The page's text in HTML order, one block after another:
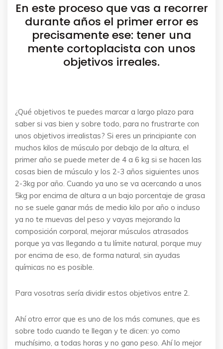
En este proceso que vas a recorrer
durante años el primer error es
precisamente ese: tener una
mente cortoplacista con unos
objetivos irreales.
¿Qué objetivos te puedes marcar a largo plazo para
saber si vas bien y sobre todo, para no frustrarte con
unos objetivos irrealistas? Si eres un principiante con
muchos kilos de músculo por debajo de la altura, el
primer año se puede meter de 4 a 6 kg si se hacen las
cosas bien de músculo y los 2-3 años siguientes unos
2-3kg por año. Cuando ya uno se va acercando a unos
5kg por encima de altura a un bajo porcentaje de grasa
no se suele ganar más de medio kilo por año o incluso
ya no te muevas del peso y vayas mejorando la
composición corporal, mejorar músculos atrasados
porque ya vas llegando a tu límite natural, porque muy
por encima de eso, de forma natural, sin ayudas
químicas no es posible.
Para vosotras sería dividir estos objetivos entre 2.
Ahí otro error que es uno de los más comunes, que es
sobre todo cuando te llegan y te dicen: yo como
muchísimo, a todas horas y no gano peso. Ahí lo mejor